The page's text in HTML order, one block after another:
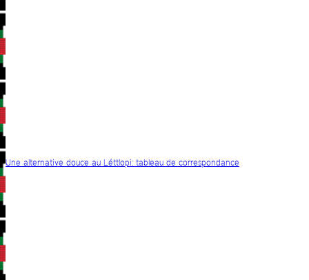
Une alternative douce au Léttlopi: tableau de correspondance